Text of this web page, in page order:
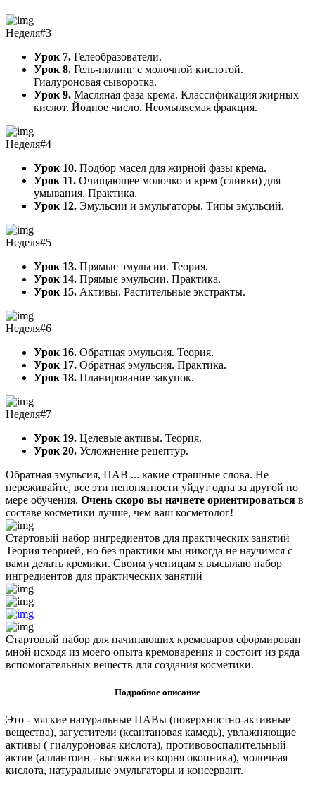
Неделя#3
Урок 7. Гелеобразователи.
Урок 8. Гель-пилинг с молочной кислотой.
Гиалуроновая сыворотка.
Урок 9. Масляная фаза крема. Классификация жирных
кислот. Йодное число. Неомыляемая фракция.
Неделя#4
Урок 10. Подбор масел для жирной фазы крема.
Урок 11. Очищающее молочко и крем (сливки) для
умывания. Практика.
Урок 12. Эмульсии и эмульгаторы. Типы эмульсий.
Неделя#5
Урок 13. Прямые эмульсии. Теория.
Урок 14. Прямые эмульсии. Практика.
Урок 15. Активы. Растительные экстракты.
Неделя#6
Урок 16. Обратная эмульсия. Теория.
Урок 17. Обратная эмульсия. Практика.
Урок 18. Планирование закупок.
Неделя#7
Урок 19. Целевые активы. Теория.
Урок 20. Усложнение рецептур.
Обратная эмульсия, ПАВ ... какие страшные слова. Не
переживайте, все эти непонятности уйдут одна за другой по
мере обучения. Очень скоро вы начнете ориентироваться в
составе косметики лучше, чем ваш косметолог!
Стартовый набор ингредиентов для практических занятий
Теория теорией, но без практики мы никогда не научимся с
вами делать кремики. Своим ученицам я высылаю набор
ингредиентов для практических занятий
Стартовый набор для начинающих кремоваров сформирован
мной исходя из моего опыта кремоварения и состоит из ряда
вспомогательных веществ для создания косметики.
Подробное описание
Это - мягкие натуральные ПАВы (поверхностно-активные
вещества), загустители (ксантановая камедь), увлажняющие
активы ( гиалуроновая кислота), противовоспалительный
актив (аллантоин - вытяжка из корня окопника), молочная
кислота, натуральные эмульгаторы и консервант.